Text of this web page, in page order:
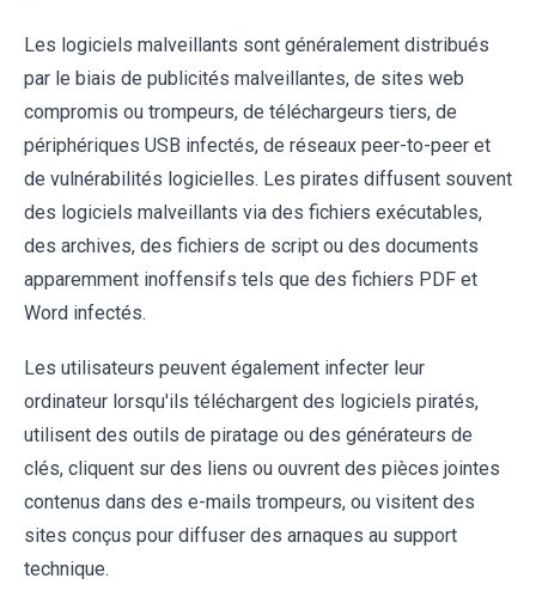
Les logiciels malveillants sont généralement distribués
par le biais de publicités malveillantes, de sites web
compromis ou trompeurs, de téléchargeurs tiers, de
périphériques USB infectés, de réseaux peer-to-peer et
de vulnérabilités logicielles. Les pirates diffusent souvent
des logiciels malveillants via des fichiers exécutables,
des archives, des fichiers de script ou des documents
apparemment inoffensifs tels que des fichiers PDF et
Word infectés.
Les utilisateurs peuvent également infecter leur
ordinateur lorsqu'ils téléchargent des logiciels piratés,
utilisent des outils de piratage ou des générateurs de
clés, cliquent sur des liens ou ouvrent des pièces jointes
contenus dans des e-mails trompeurs, ou visitent des
sites conçus pour diffuser des arnaques au support
technique.